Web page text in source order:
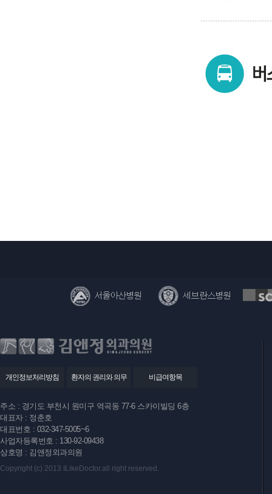
개인정보처리방침 환자의 권리와 의무 비급여항목
주소 : 경기도 부천시 원미구 역곡동 77-6 스카이빌딩 6층
대표자 : 정춘호
대표번호 : 032-347-5005~6
사업자등록번호 : 130-92-09438
상호명 : 김앤정외과의원
Copyright (c) 2013 ILikeDoctor.all right reserved.